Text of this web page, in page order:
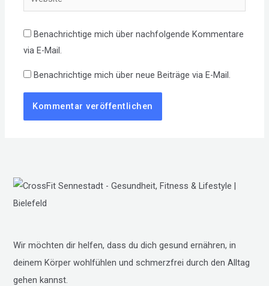
Benachrichtige mich über nachfolgende Kommentare
via E-Mail.
Benachrichtige mich über neue Beiträge via E-Mail.
Wir möchten dir helfen, dass du dich gesund ernähren, in
deinem Körper wohlfühlen und schmerzfrei durch den Alltag
gehen kannst.